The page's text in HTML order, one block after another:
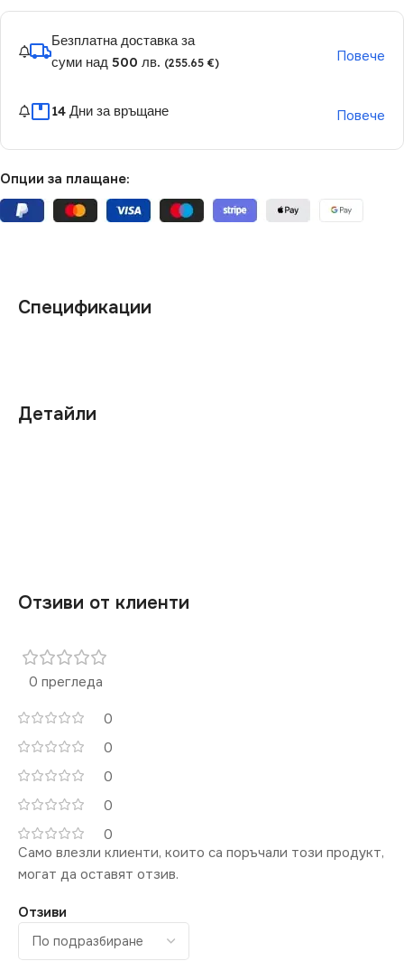
Безплатна доставка за
суми над 500 лв. (255.65 €) Повече
14 Дни за връщане Повече
Опции за плащане:
Детайли
Спецификации
Отзиви от клиенти
0 прегледа
0
0
0
0
0
Отзиви
Само влезли клиенти, които са поръчали този продукт,
могат да оставят отзив.